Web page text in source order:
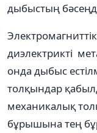
дыбыстың
диэлектрикті
онда дыбыс
толқындар
механикалық
бұрышына тең